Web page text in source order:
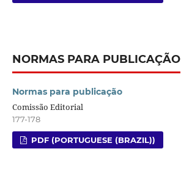
NORMAS PARA PUBLICAÇÃO
Normas para publicação
Comissão Editorial
177-178
PDF (PORTUGUESE (BRAZIL))